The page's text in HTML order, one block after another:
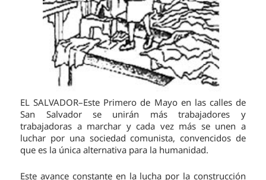
EL SALVADOR–Este Primero de Mayo en las calles de
San Salvador se unirán más trabajadores y
trabajadoras a marchar y cada vez más se unen a
luchar por una sociedad comunista, convencidos de
que es la única alternativa para la humanidad.
Este avance constante en la lucha por la construcción